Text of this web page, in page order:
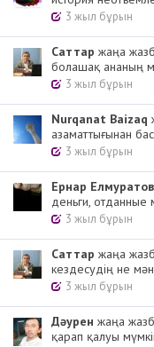
3 жыл бұрын
Cаттар жаңа
болашақ ананың
3 жыл бұрын
Nurqanat Baizaq
азаматтығынан
3 жыл бұрын
Ернар Елмуратов
деньги, отданные
3 жыл бұрын
Cаттар жаңа
кездесудің не
3 жыл бұрын
Дәурен жаңа
қарап қалуы